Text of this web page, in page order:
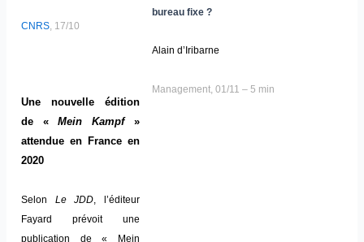
bureau fixe ?
Alain d’Iribarne
Management, 01/11 – 5 min
CNRS, 17/10
Une nouvelle édition
de «Mein Kampf»
attendue en France en
2020
Selon Le JDD , l’éditeur
Fayard prévoit une
publication de « Mein